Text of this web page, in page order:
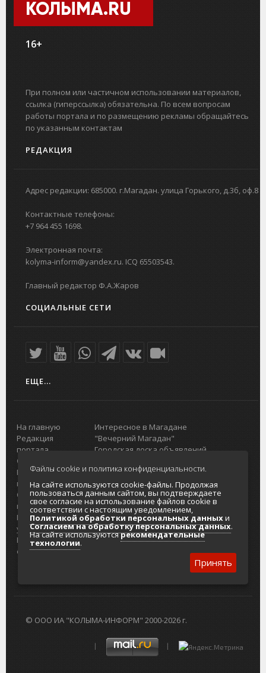
КОЛЫМА.RU
16+
При полном или частичном использовании материалов,
ссылка (гиперссылка) обязательна. По всем вопросам
работы портала и по размещению рекламы обращайтесь
по указанным контактам
РЕДАКЦИЯ
Адрес редакции: 685000. г.Магадан. улица Горького, д.3б, оф.8
Контактные телефоны:
+7 964 455 1698.
Электронная почта:
kolyma-inform@yandex.ru. ICQ 65503543.
Главный редактор Ф.А.Жаров
СОЦИАЛЬНЫЕ СЕТИ
ЕЩЕ...
На главную
Редакция
портала
О проекте
Реклама на
портале
Отзывы и
предложения
Интернет-
услуги
Разработка
сайтов
Интересное в Магадане
"Вечерний Магадан"
Городская доска объявлений
Главный туристический портал
Колымы
Политика в отношении обработки
персональных данных
Согласие на обработку персональных
данных
© ООО ИА "КОЛЫМА-ИНФОРМ" 2000-2026 г.
Файлы cookie и политика конфиденциальности.
На сайте используются cookie-файлы. Продолжая
пользоваться данным сайтом, вы подтверждаете
свое согласие на использование файлов cookie в
соответствии с настоящим уведомлением,
Политикой обработки персональных данныхи
Согласием на обработку персональных данных.
На сайте используютсярекомендательные
технологии.
Принять